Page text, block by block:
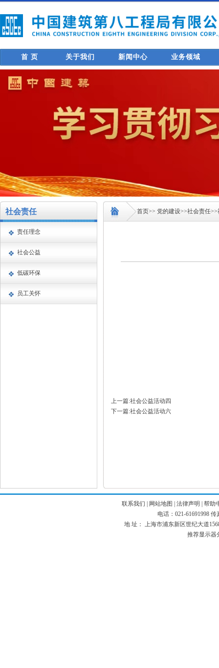
首 页 关于我们 新闻中心 业务领域
社会责任
责任理念
社会公益
低碳环保
员工关怀
首页>> 党的建设>>社会责任>>
上一篇:社会公益活动四
下一篇:社会公益活动六
联系我们 网站地图 法律声明
帮助
电话：021-61691998 传
地 址： 上海市浦东新区世纪大道
推荐显示器